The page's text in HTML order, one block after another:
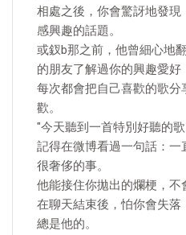
相處之後，你會驚訝地發
感興趣的話題。
或釵b那之前，他曾細心地
的朋友了解過你的興趣愛好
每次都會把自己喜歡的歌
歡。
"今天聽到一首特別好聽的
記得在微博看過一句話：
很奢侈的事。
他能接住你拋出的爛梗，不
在聊天結束後，怕你會失
總是他的。